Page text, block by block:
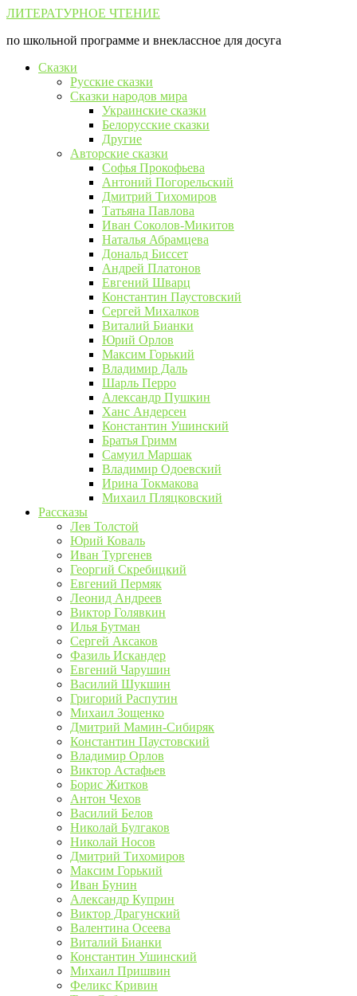
Перейти
контенту
ЛИТЕРАТУРНОЕ ЧТЕНИЕ
по школьной программе и внеклассное для досуга
Сказки
Русские сказки
Сказки народов мира
Украинские сказки
Белорусские сказки
Другие
Авторские сказки
Софья Прокофьева
Антоний Погорельский
Дмитрий Тихомиров
Татьяна Павлова
Иван Соколов-Микитов
Наталья Абрамцева
Дональд Биссет
Андрей Платонов
Евгений Шварц
Константин Паустовский
Сергей Михалков
Виталий Бианки
Юрий Орлов
Максим Горький
Владимир Даль
Шарль Перро
Александр Пушкин
Ханс Андерсен
Константин Ушинский
Братья Гримм
Самуил Маршак
Владимир Одоевский
Ирина Токмакова
Михаил Пляцковский
Рассказы
Лев Толстой
Юрий Коваль
Иван Тургенев
Георгий Скребицкий
Евгений Пермяк
Леонид Андреев
Виктор Голявкин
Илья Бутман
Сергей Аксаков
Фазиль Искандер
Евгений Чарушин
Василий Шукшин
Григорий Распутин
Михаил Зощенко
Дмитрий Мамин-Сибиряк
Константин Паустовский
Владимир Орлов
Виктор Астафьев
Борис Житков
Антон Чехов
Василий Белов
Николай Булгаков
Николай Носов
Дмитрий Тихомиров
Максим Горький
Иван Бунин
Александр Куприн
Виктор Драгунский
Валентина Осеева
Виталий Бианки
Константин Ушинский
Михаил Пришвин
Феликс Кривин